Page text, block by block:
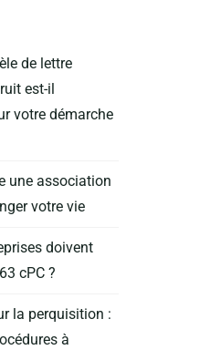
de lettre
est-il
votre démarche
une association
votre vie
doivent
cPC ?
la perquisition :
à